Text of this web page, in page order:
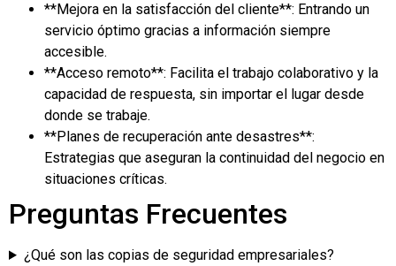
**Mejora en la satisfacción del cliente**: Entrando un
servicio óptimo gracias a información siempre
accesible.
**Acceso remoto**: Facilita el trabajo colaborativo y la
capacidad de respuesta, sin importar el lugar desde
donde se trabaje.
**Planes de recuperación ante desastres**:
Estrategias que aseguran la continuidad del negocio en
situaciones críticas.
Preguntas Frecuentes
¿Qué son las copias de seguridad empresariales?